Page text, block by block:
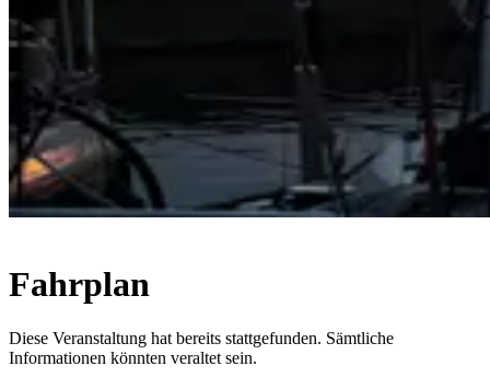
Fahrplan
Diese Veranstaltung hat bereits stattgefunden. Sämtliche
Informationen könnten veraltet sein.